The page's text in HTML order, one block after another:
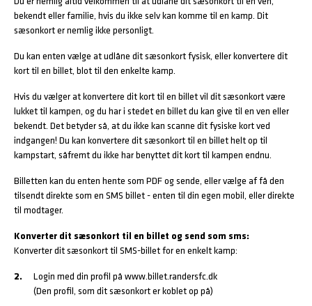
bekendt eller familie, hvis du ikke selv kan komme til en kamp. Dit
sæsonkort er nemlig ikke personligt.
Du kan enten vælge at udlåne dit sæsonkort fysisk, eller konvertere dit
kort til en billet, blot til den enkelte kamp.
Hvis du vælger at konvertere dit kort til en billet vil dit sæsonkort være
lukket til kampen, og du har i stedet en billet du kan give til en ven eller
bekendt. Det betyder så, at du ikke kan scanne dit fysiske kort ved
indgangen! Du kan konvertere dit sæsonkort til en billet helt op til
kampstart, såfremt du ikke har benyttet dit kort til kampen endnu.
Billetten kan du enten hente som PDF og sende, eller vælge af få den
tilsendt direkte som en SMS billet - enten til din egen mobil, eller direkte
til modtager.
Konverter dit sæsonkort til en billet og send som sms:
Konverter dit sæsonkort til SMS-billet for en enkelt kamp:
Login med din profil på www.billet.randersfc.dk
(Den profil, som dit sæsonkort er koblet op på)